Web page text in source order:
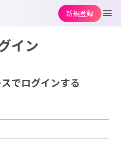
イン
でログインする
新規登録